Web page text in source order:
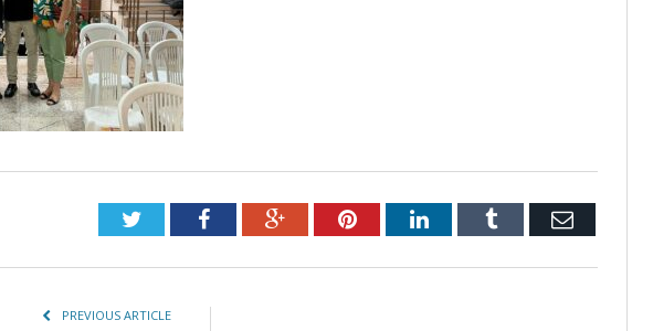
TwitterFacebookGoogle+PinterestLinkedInTumblr Email
PREVIOUS ARTICLE